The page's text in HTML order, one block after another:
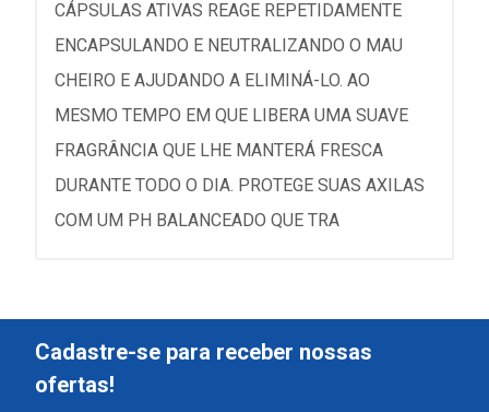
CÁPSULAS ATIVAS REAGE REPETIDAMENTE
ENCAPSULANDO E NEUTRALIZANDO O MAU
CHEIRO E AJUDANDO A ELIMINÁ-LO. AO
MESMO TEMPO EM QUE LIBERA UMA SUAVE
FRAGRÂNCIA QUE LHE MANTERÁ FRESCA
DURANTE TODO O DIA. PROTEGE SUAS AXILAS
COM UM PH BALANCEADO QUE TRA
Cadastre-se para receber nossas
ofertas!